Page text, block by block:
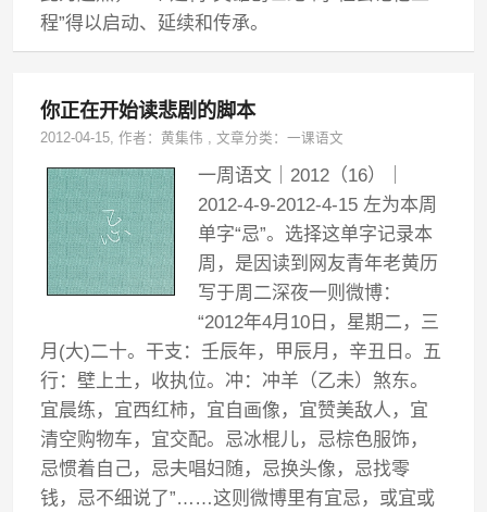
程”得以启动、延续和传承。
你正在开始读悲剧的脚本
2012-04-15, 作者：黄集伟 ,文章分类：一课语文
一周语文｜2012（16）｜
2012-4-9-2012-4-15 左为本周
单字“忌”。选择这单字记录本
周，是因读到网友青年老黄历
写于周二深夜一则微博：
“2012年4月10日，星期二，三
月(大)二十。干支：壬辰年，甲辰月，辛丑日。五
行：壁上土，收执位。冲：冲羊（乙未）煞东。
宜晨练，宜西红柿，宜自画像，宜赞美敌人，宜
清空购物车，宜交配。忌冰棍儿，忌棕色服饰，
忌惯着自己，忌夫唱妇随，忌换头像，忌找零
钱，忌不细说了”……这则微博里有宜忌，或宜或